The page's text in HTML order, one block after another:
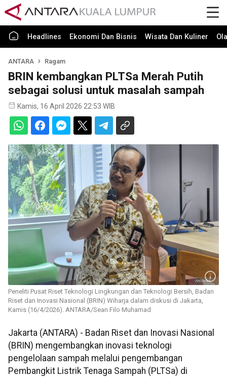
Headlines Ekonomi Dan Bisnis Wisata Dan Kuliner
ANTARA Ragam
BRIN kembangkan PLTSa Merah Putih
sebagai solusi untuk masalah sampah
Kamis, 16 April 2026 22:53 WIB
Peneliti Pusat Riset Teknologi Lingkungan dan Teknologi Bersih, Badan
Riset dan Inovasi Nasional (BRIN) Wiharja dalam diskusi di Jakarta,
Kamis (16/4/2026). ANTARA/Sean Filo Muhamad
Jakarta (ANTARA) - Badan Riset dan Inovasi Nasional
(BRIN) mengembangkan inovasi teknologi
pengelolaan sampah melalui pengembangan
Pembangkit Listrik Tenaga Sampah (PLTSa) di